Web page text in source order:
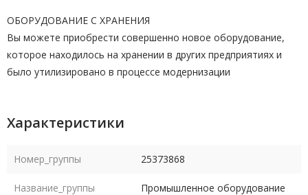
ОБОРУДОВАНИЕ С ХРАНЕНИЯ
Вы можете приобрести совершенно новое оборудование,
которое находилось на хранении в других предприятиях и
было утилизировано в процессе модернизации
Характеристики
Номер_группы 25373868
Название_группы
Промышленное оборудование